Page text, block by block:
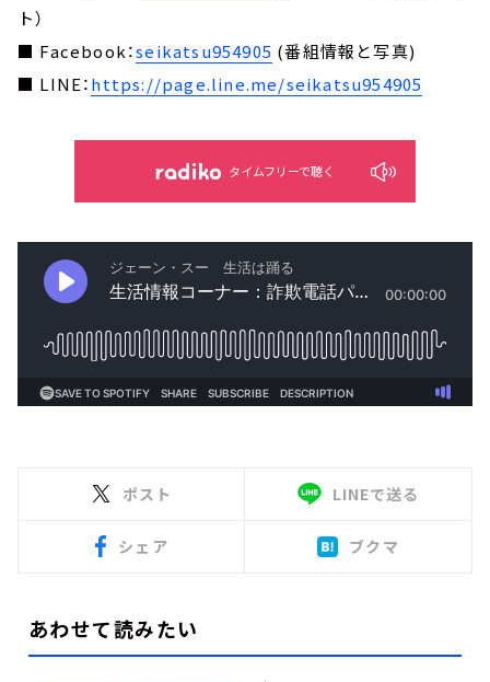
ト）
■ Facebook：seikatsu954905 (番組情報と写真)
■ LINE：https://page.line.me/seikatsu954905
タイムフリーで聴く
ポスト LINEで送る
シェア ブクマ
あわせて読みたい